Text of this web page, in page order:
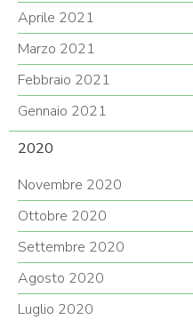
Aprile 2021
Marzo 2021
Febbraio 2021
Gennaio 2021
2020
Novembre 2020
Ottobre 2020
Settembre 2020
Agosto 2020
Luglio 2020